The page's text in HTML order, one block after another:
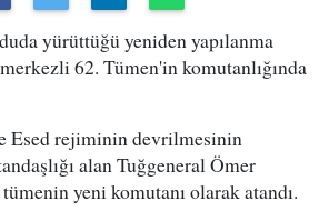
yürüttüğü yeniden yapılanma
62. Tümen'in komutanlığında
Esed rejiminin devrilmesinin
alan Tuğgeneral Ömer
yeni komutanı olarak atandı.